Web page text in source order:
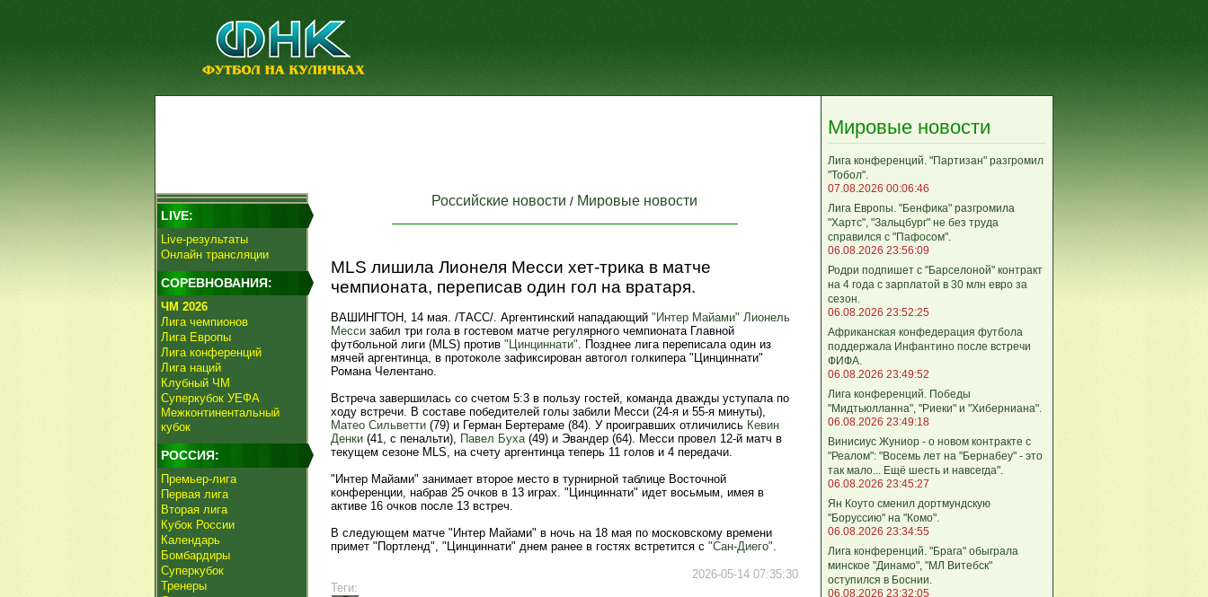
LIVE:
Live-результаты
Онлайн трансляции
СОРЕВНОВАНИЯ:
ЧМ 2026
Лига чемпионов
Лига Европы
Лига конференций
Лига наций
Клубный ЧМ
Суперкубок УЕФА
Межконтинентальный
кубок
РОССИЯ:
Премьер-лига
Первая лига
Вторая лига
Кубок России
Календарь
Бомбардиры
Суперкубок
Тренеры
Российские новости / Мировые новости
MLS лишила Лионеля Месси хет-трика в матче
чемпионата, переписав один гол на вратаря.
ВАШИНГТОН, 14 мая. /ТАСС/. Аргентинский нападающий "Интер Майами" Лионель
Месси забил три гола в гостевом матче регулярного чемпионата Главной
футбольной лиги (MLS) против "Цинциннати". Позднее лига переписала один из
мячей аргентинца, в протоколе зафиксирован автогол голкипера "Цинциннати"
Романа Челентано.
Встреча завершилась со счетом 5:3 в пользу гостей, команда дважды уступала по
ходу встречи. В составе победителей голы забили Месси (24-я и 55-я минуты),
Матео Сильветти (79) и Герман Бертераме (84). У проигравших отличились Кевин
Денки (41, с пенальти), Павел Буха(49) и Эвандер (64). Месси провел 12-й матч в
текущем сезоне MLS, на счету аргентинца теперь 11 голов и 4 передачи.
"Интер Майами" занимает второе место в турнирной таблице Восточной
конференции, набрав 25 очков в 13 играх. "Цинциннати" идет восьмым, имея в
активе 16 очков после 13 встреч.
В следующем матче "Интер Майами" в ночь на 18 мая по московскому времени
примет "Портленд", "Цинциннати" днем ранее в гостях встретится с "Сан-Диего".
2026-05-14 07:35:30
Теги:
Мировые новости
Лига кoнференций. "Партизан" разгромил
"Тобол".
07.08.2026 00:06:46
Лига Европы. "Бенфика" разгромила
"Хартс", "Зальцбург" не без труда
справился с "Пафосом".
06.08.2026 23:56:09
Родри подпишет с "Барселоной" контракт
на 4 года с зарплатой в 30 млн евро за
сезон.
06.08.2026 23:52:25
Африканская конфедерация футбола
поддержала Инфантино после встречи
ФИФА.
06.08.2026 23:49:52
Лига кoнференций. Победы
"Мидтьюлланна", "Риеки" и "Хиберниана".
06.08.2026 23:49:18
Винисиус Жуниор - о новом контракте с
"Реалом": "Восемь лет на "Бернабеу" - это
так мало... Ещё шесть и навсегда".
06.08.2026 23:45:27
Ян Коуто сменил дортмундскую
"Боруссию" на "Комо".
06.08.2026 23:34:55
Лига кoнференций. "Брага" обыграла
минское "Динамо", "МЛ Витебск"
оступился в Боснии.
06.08.2026 23:32:05